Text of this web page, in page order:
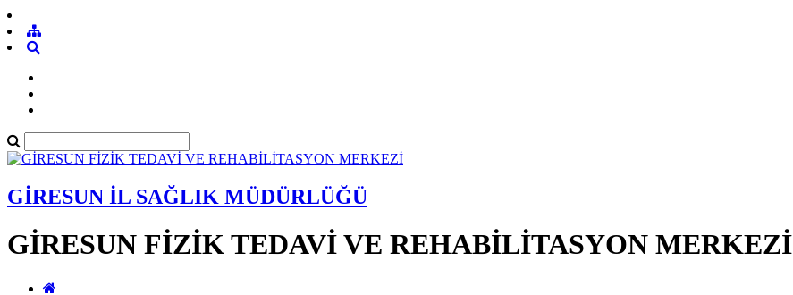
GİRESUN İL SAĞLIK MÜDÜRLÜĞÜ
GİRESUN FİZİK TEDAVİ VE REHABİLİTASYON MERKEZİ